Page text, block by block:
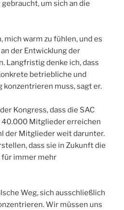
um sich an die
mich warm zu fühlen, und es
der Entwicklung der
Langfristig denke ich, dass
betriebliche und
muss, sagt er.
Kongress, dass die SAC
40.000 Mitglieder erreichen
der Mitglieder weit darunter.
dass sie in Zukunft die
für immer mehr
Weg, sich ausschließlich
Wir müssen uns